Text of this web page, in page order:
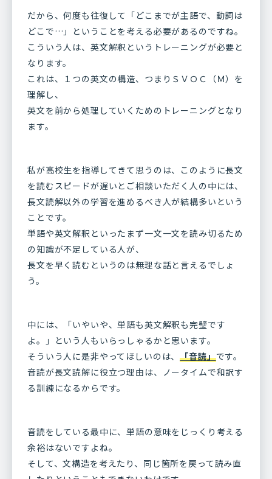
だから、何度も往復して「どこまでが主語で、動詞は
どこで…」ということを考える必要があるのですね。
こういう人は、英文解釈というトレーニングが必要と
なります。
これは、１つの英文の構造、つまりＳＶＯＣ（Ｍ）を
理解し、
英文を前から処理していくためのトレーニングとなり
ます。
私が高校生を指導してきて思うのは、このように長文
を読むスピードが遅いとご相談いただく人の中には、
長文読解以外の学習を進めるべき人が結構多いという
ことです。
単語や英文解釈といったまず一文一文を読み切るため
の知識が不足している人が、
長文を早く読むというのは無理な話と言えるでしょ
う。
中には、「いやいや、単語も英文解釈も完璧です
よ。」という人もいらっしゃるかと思います。
そういう人に是非やってほしいのは、「音読」です。
音読が長文読解に役立つ理由は、ノータイムで和訳す
る訓練になるからです。
音読をしている最中に、単語の意味をじっくり考える
余裕はないですよね。
そして、文構造を考えたり、同じ箇所を戻って読み直